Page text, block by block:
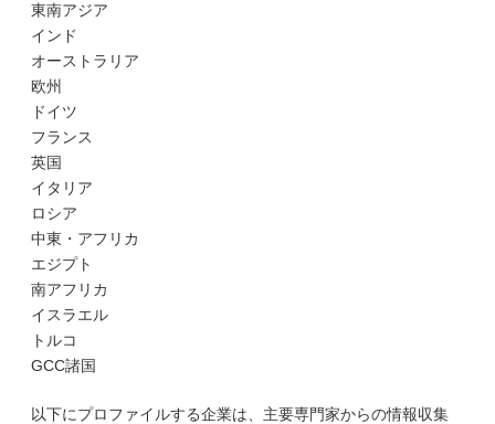
東南アジア
インド
オーストラリア
欧州
ドイツ
フランス
英国
イタリア
ロシア
中東・アフリカ
エジプト
南アフリカ
イスラエル
トルコ
GCC諸国
以下にプロファイルする企業は、主要専門家からの情報収集